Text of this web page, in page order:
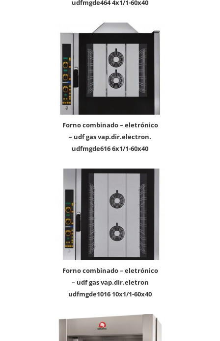
udfmgde464 4x1/1-60x40
forno combinado – eletrónico
– udf gas vap.dir.electron.
udfmgde616 6x1/1-60x40
forno combinado – eletrónico
– udf gas vap.dir.eletron
udfmgde1016 10x1/1-60x40